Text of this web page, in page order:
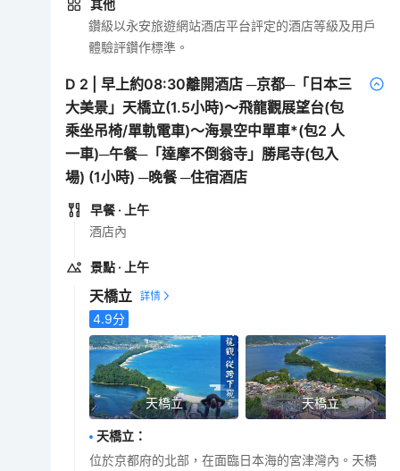
其他
鑽級以永安旅遊網站酒店平台評定的酒店等級及用戶
體驗評鑽作標準。
D 2 |早上約08:30離開酒店 ─京都─「日本三
大美景」天橋立(1.5小時)～飛龍觀展望台(包
乘坐吊椅/單軌電車)～海景空中單車*(包2 人
一車)─午餐─「達摩不倒翁寺」勝尾寺(包入
場) (1小時) ─晚餐 ─住宿酒店
早餐 · 上午
酒店內
景點 · 上午
天橋立
4.9分
天橋立 天橋立
天橋立 ：
位於京都府的北部，在面臨日本海的宮津灣內。天橋